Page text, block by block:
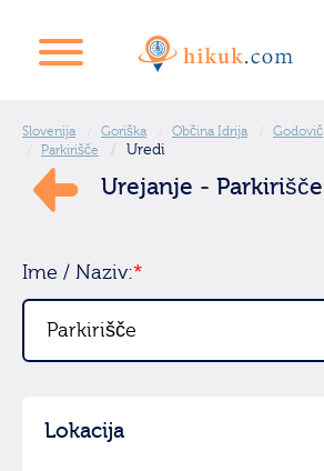
Slovenija Goriška Občina Idrija Godovič
Parkirišče
Uredi
Urejanje - Parkirišče
Ime / Naziv:*
Lokacija